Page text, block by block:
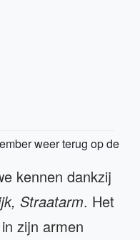
weer terug op de
kennen dankzij
Straatarm. Het
zijn armen